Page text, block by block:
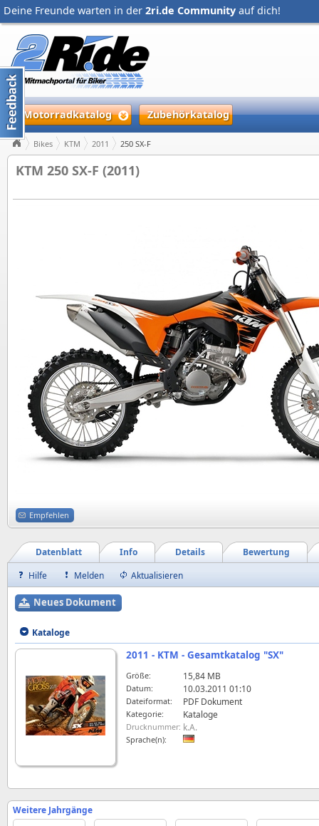
Deine Freunde warten in der 2ri.de Community auf dich!
Motorradkatalog Zubehörkatalog
Bikes KTM 2011 250 SX-F
KTM 250 SX-F (2011)
Empfehlen
Bewertung
Details
Info
Datenblatt
Hilfe
Melden Aktualisieren
Neues Dokument
Kataloge
2011 - KTM - Gesamtkatalog "SX"
Größe: 15,84 MB
Datum: 10.03.2011 01:10
Dateiformat: PDF Dokument
Kategorie: Kataloge
Drucknummer: k.A.
Sprache(n):
Weitere Jahrgänge